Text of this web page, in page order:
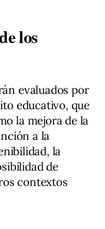
los
evaluados por
educativo, que
la mejora de la
a la
la
de
contextos